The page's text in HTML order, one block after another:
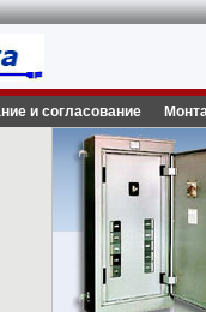
и согласование